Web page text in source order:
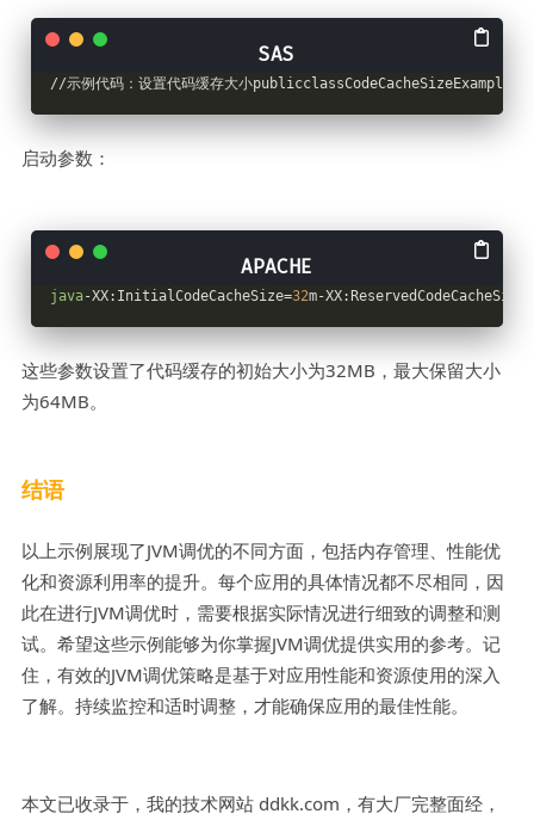
//示例代码：设置代码缓存大小
启动参数：
java-XX:InitialCodeCacheSize=32m-XX:ReservedCodeCacheSize=
这些参数设置了代码缓存的初始大小为32MB，最大保留大小
为64MB。
结语
以上示例展现了JVM调优的不同方面，包括内存管理、性能优
化和资源利用率的提升。每个应用的具体情况都不尽相同，因
此在进行JVM调优时，需要根据实际情况进行细致的调整和测
试。希望这些示例能够为你掌握JVM调优提供实用的参考。记
住，有效的JVM调优策略是基于对应用性能和资源使用的深入
了解。持续监控和适时调整，才能确保应用的最佳性能。
本文已收录于，我的技术网站 ddkk.com，有大厂完整面经，